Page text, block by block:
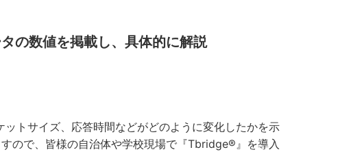
の数値を掲載し、具体的に解説
トサイズ、応答時間などがどのように変化したかを示
ので、皆様の自治体や学校現場で『Tbridge®』を導入